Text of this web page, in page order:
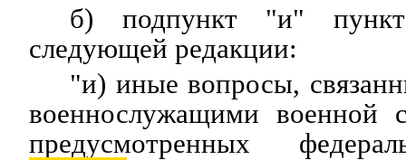
б) подпункт "и"
следующей редакции:
"и) иные вопросы,
военнослужащими военной
предусмотренных